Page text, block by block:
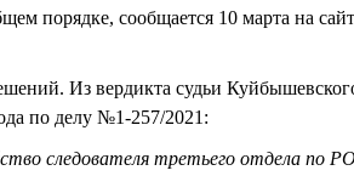
порядке, сообщается 10 марта на
Из вердикта судьи
по делу №1-257/2021:
следователя третьего отдела